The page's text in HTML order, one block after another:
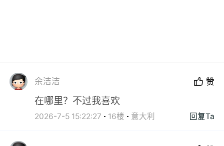
余洁洁 赞
在哪里？不过我喜欢
2026-7-5 15:22:27 16楼 意大利 回复Ta